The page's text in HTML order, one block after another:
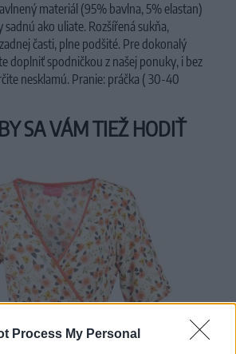
Process My Personal
materiál (95% bavlna, 5% elastan)
sadnú ako uliate. Rozšířená sukňa,
časti, plne podšité. Pre dokonalý
doplniť spodničkou z našej ponuky, i bez
nesklamú. Pranie: práčka ( 30-40
SA VÁM TIEŽ HODIŤ